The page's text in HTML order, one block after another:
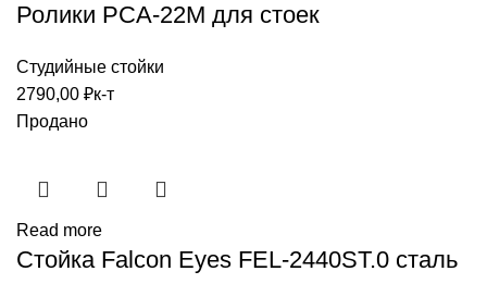
Ролики PCA-22M для стоек
Студийные стойки
2790,00 ₽к-т
Продано
Read more
Стойка Fаlсоn Eyеs FEL-2440ST.0 сталь